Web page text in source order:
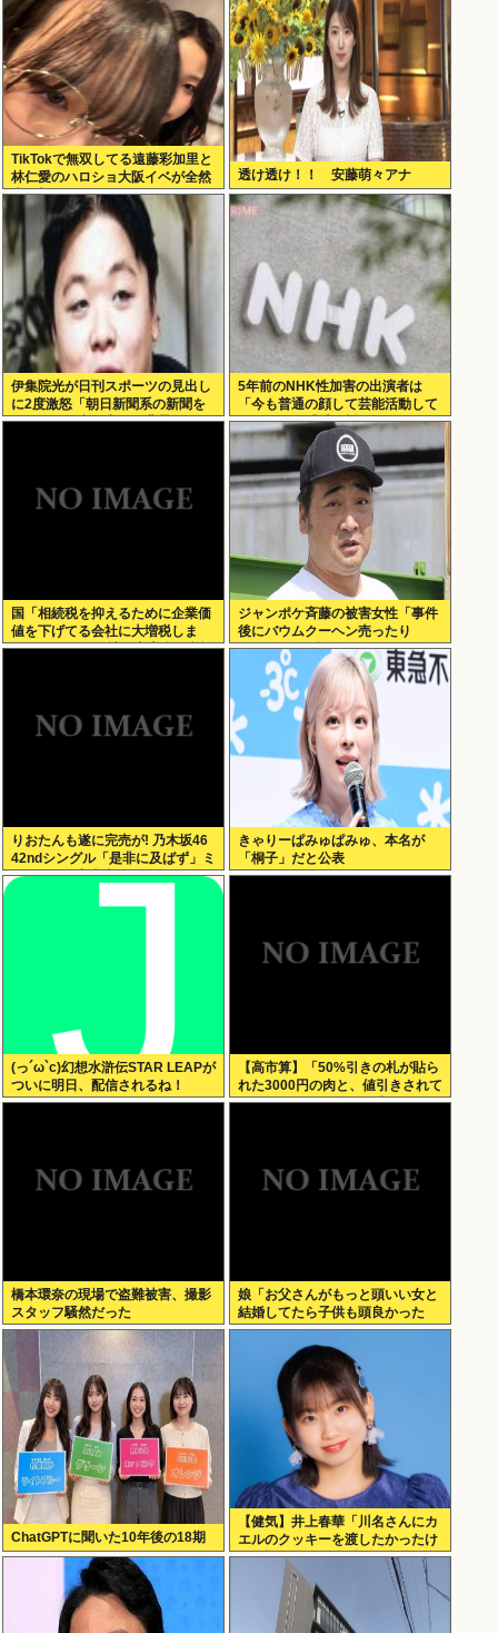
TikTokで無双してる遠藤彩加里と
林仁愛のハロショ大阪イベが全然
売り切れないのは何故？ボトム2
透け透け！！ 安藤萌々アナ
伊集院光が日刊スポーツの見出し
に2度激怒「朝日新聞系の新聞を
やめる」と言い出した背景
5年前のNHK性加害の出演者は
「今も普通の顔して芸能活動して
る」ネット「受信料を取るくらい
なら詳細を伝えよ」
国「相続税を抑えるために企業価
値を下げてる会社に大増税しま
す。低PBRの会社は大増税を覚悟
ジャンポケ斉藤の被害女性「事件
後にバウムクーヘン売ったり
TikTokライブしててムカついた」
りおたんも遂に完売が! 乃木坂46
42ndシングル「是非に及ばず」ミ
ーグリ 8次完売表がこちら!
きゃりーぱみゅぱみゅ、本名が
「桐子」だと公表
(っ´ω`c)幻想水滸伝STAR LEAPが
ついに明日、配信されるね！
【高市算】「50%引きの札が貼ら
れた3000円の肉と、値引きされて
いない1000円の肉では安いのはど
橋本環奈の現場で盗難被害、撮影
スタッフ騒然だった
娘「お父さんがもっと頭いい女と
結婚してたら子供も頭良かった
よ。頭悪いクソ女と結婚してごめ
んなさいって謝れよ」どう返せば
ChatGPTに聞いた10年後の18期
【健気】井上春華「川名さんにカ
エルのクッキーを渡したかったけ
ど、話しかけられず結局自分で食